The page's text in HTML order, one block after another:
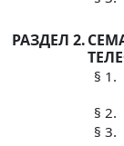
РАЗДЕЛ 2.
§ 1.
§ 2.
§ 3.